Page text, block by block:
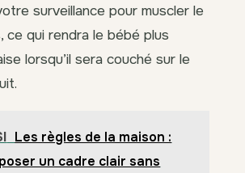
surveillance pour muscler le
ce qui rendra le bébé plus
lorsqu’il sera couché sur le
Les règles de la maison :
un cadre clair sans